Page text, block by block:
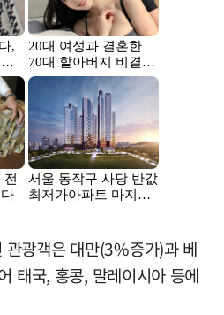
관광객은 대만(3%증가)과 베
태국, 홍콩, 말레이시아 등에